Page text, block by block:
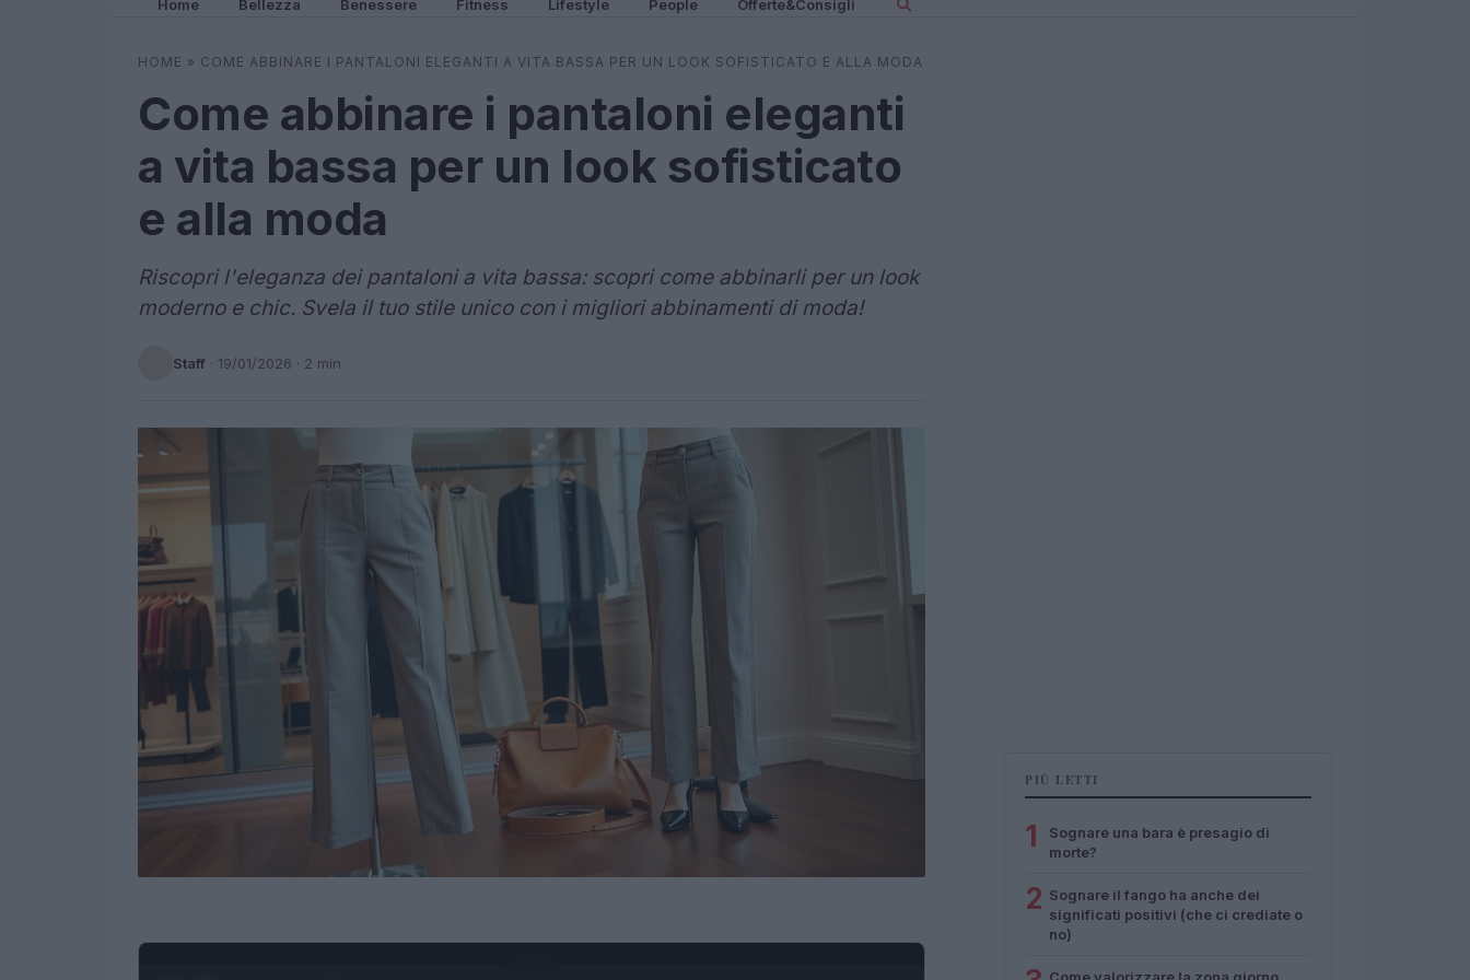
Home Bellezza Benessere Fitness Lifestyle People Offerte&Consigli
HOME » COME ABBINARE I PANTALONI ELEGANTI A VITA BASSA PER UN LOOK SOFISTICATO E ALLA MODA
Come abbinare i pantaloni eleganti
a vita bassa per un look sofisticato
e alla moda
Riscopri l'eleganza dei pantaloni a vita bassa: scopri come abbinarli per un look
moderno e chic. Svela il tuo stile unico con i migliori abbinamenti di moda!
Staff · 19/01/2026 · 2 min
PIÙ LETTI
1
Sognare una bara è presagio di
morte?
2 Sognare il fango ha anche dei
significati positivi (che ci crediate o
no)